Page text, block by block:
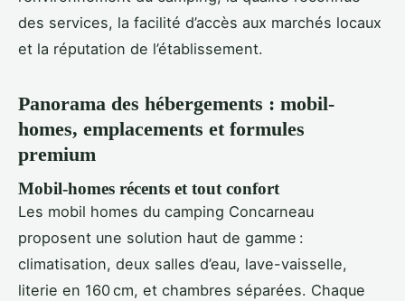
des services, la facilité d’accès aux marchés locaux
et la réputation de l’établissement.
Panorama des hébergements : mobil-
homes, emplacements et formules
premium
Mobil-homes récents et tout confort
Les mobil homes du camping Concarneau
proposent une solution haut de gamme :
climatisation, deux salles d’eau, lave-vaisselle,
literie en 160 cm, et chambres séparées. Chaque